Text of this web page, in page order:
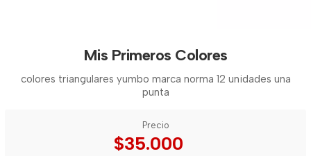
Mis Primeros Colores
colores triangulares yumbo marca norma 12 unidades una
punta
Precio
$35.000